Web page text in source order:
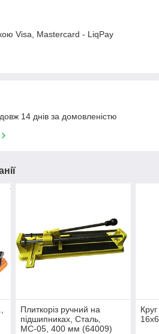
Visa, Mastercard - LiqPay
14 днів за домовленістю
Плиткоріз ручний на
підшипниках, Сталь,
МС-05, 400 мм (64009)